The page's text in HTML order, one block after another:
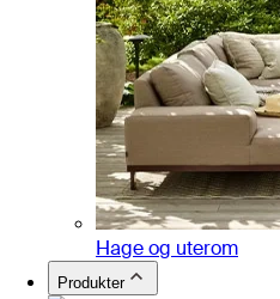
Hage og uterom
Produkter